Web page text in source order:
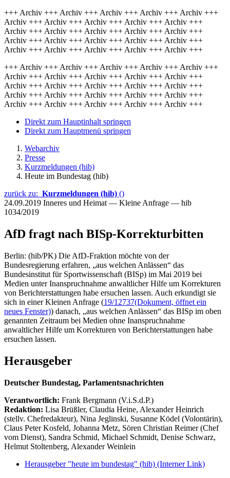
+++ Archiv +++ Archiv +++ Archiv +++ Archiv +++ Archiv +++
Archiv +++ Archiv +++ Archiv +++ Archiv +++ Archiv +++
Archiv +++ Archiv +++ Archiv +++ Archiv +++ Archiv +++
Archiv +++ Archiv +++ Archiv +++ Archiv +++ Archiv +++
Archiv +++ Archiv +++ Archiv +++ Archiv +++ Archiv +++
+++ Archiv +++ Archiv +++ Archiv +++ Archiv +++ Archiv +++
Archiv +++ Archiv +++ Archiv +++ Archiv +++ Archiv +++
Archiv +++ Archiv +++ Archiv +++ Archiv +++ Archiv +++
Archiv +++ Archiv +++ Archiv +++ Archiv +++ Archiv +++
Archiv +++ Archiv +++ Archiv +++ Archiv +++ Archiv +++
Direkt zum Hauptinhalt springen
Direkt zum Hauptmenü springen
Webarchiv
Presse
Kurzmeldungen (hib)
Heute im Bundestag (hib)
zurück zu: Kurzmeldungen (hib) ()
24.09.2019 Inneres und Heimat — Kleine Anfrage — hib
1034/2019
AfD fragt nach BISp-Korrekturbitten
Berlin: (hib/PK) Die AfD-Fraktion möchte von der
Bundesregierung erfahren, „aus welchen Anlässen“ das
Bundesinstitut für Sportwissenschaft (BISp) im Mai 2019 bei
Medien unter Inanspruchnahme anwaltlicher Hilfe um Korrekturen
von Berichterstattungen habe ersuchen lassen. Auch erkundigt sie
sich in einer Kleinen Anfrage (19/12737(Dokument, öffnet ein
neues Fenster)) danach, „aus welchen Anlässen“ das BISp im oben
genannten Zeitraum bei Medien ohne Inanspruchnahme
anwaltlicher Hilfe um Korrekturen von Berichterstattungen habe
ersuchen lassen.
Herausgeber
Deutscher Bundestag, Parlamentsnachrichten
Verantwortlich: Frank Bergmann (V.i.S.d.P.)
Redaktion: Lisa Brüßler, Claudia Heine, Alexander Heinrich
(stellv. Chefredakteur), Nina Jeglinski, Susanne Ködel (Volontärin),
Claus Peter Kosfeld, Johanna Metz, Sören Christian Reimer (Chef
vom Dienst), Sandra Schmid, Michael Schmidt, Denise Schwarz,
Helmut Stoltenberg, Alexander Weinlein
Herausgeber "heute im bundestag" (hib) (Interner Link)